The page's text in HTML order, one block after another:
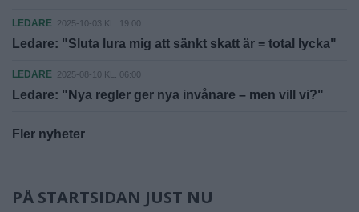
LEDARE 2025-10-03 KL. 19:00
Ledare: "Sluta lura mig att sänkt skatt är = total lycka"
LEDARE 2025-08-10 KL. 06:00
Ledare: "Nya regler ger nya invånare – men vill vi?"
Fler nyheter
PÅ STARTSIDAN JUST NU